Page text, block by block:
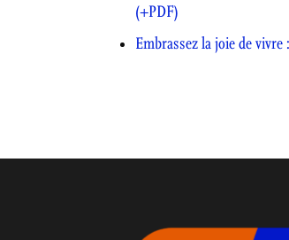
(+PDF)
Embrassez la joie de